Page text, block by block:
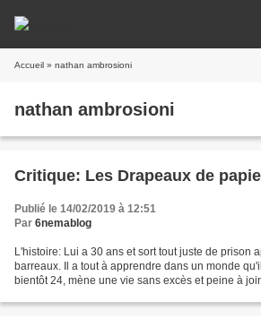
Accueil » nathan ambrosioni
nathan ambrosioni
Critique: Les Drapeaux de
Publié le 14/02/2019 à 12:51
Par 6nemablog
L'histoire: Lui a 30 ans et sort tout juste de prison
barreaux. Il a tout à apprendre dans un monde
bientôt 24, mène une vie sans excès et peine à